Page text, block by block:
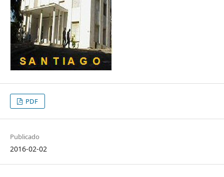
PDF
Publicado
2016-02-02